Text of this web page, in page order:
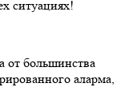
ситуациях!
от большинства
аларма,